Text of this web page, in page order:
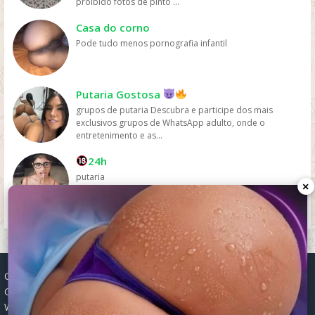
Casa do corno
Pode tudo menos pornografia infantil
Putaria Gostosa
grupos de putaria Descubra e participe dos mais
exclusivos grupos de WhatsApp adulto, onde o
entretenimento e as...
24h
putaria
Grupos WhatsApp, Links de grupos, Entrar grupos WhatsApp,
Grupos de compra e venda, Links WhatsApp atualizados, Grupos
WhatsApp 2025, Links para grupos, Participar grupos WhatsApp,
×